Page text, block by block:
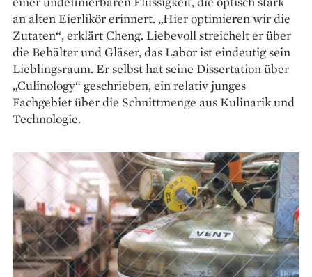
an alten ­Eierlikör erinnert. „Hier optimieren wir die
Zutaten“, erklärt Cheng. Liebevoll streichelt er über
die Behälter und Gläser, das Labor ist ­eindeutig sein
Lieblingsraum. Er selbst hat seine Dissertation über
„Culinology“ geschrieben, ein relativ junges
Fachgebiet über die Schnittmenge aus Kulinarik und
Technologie.